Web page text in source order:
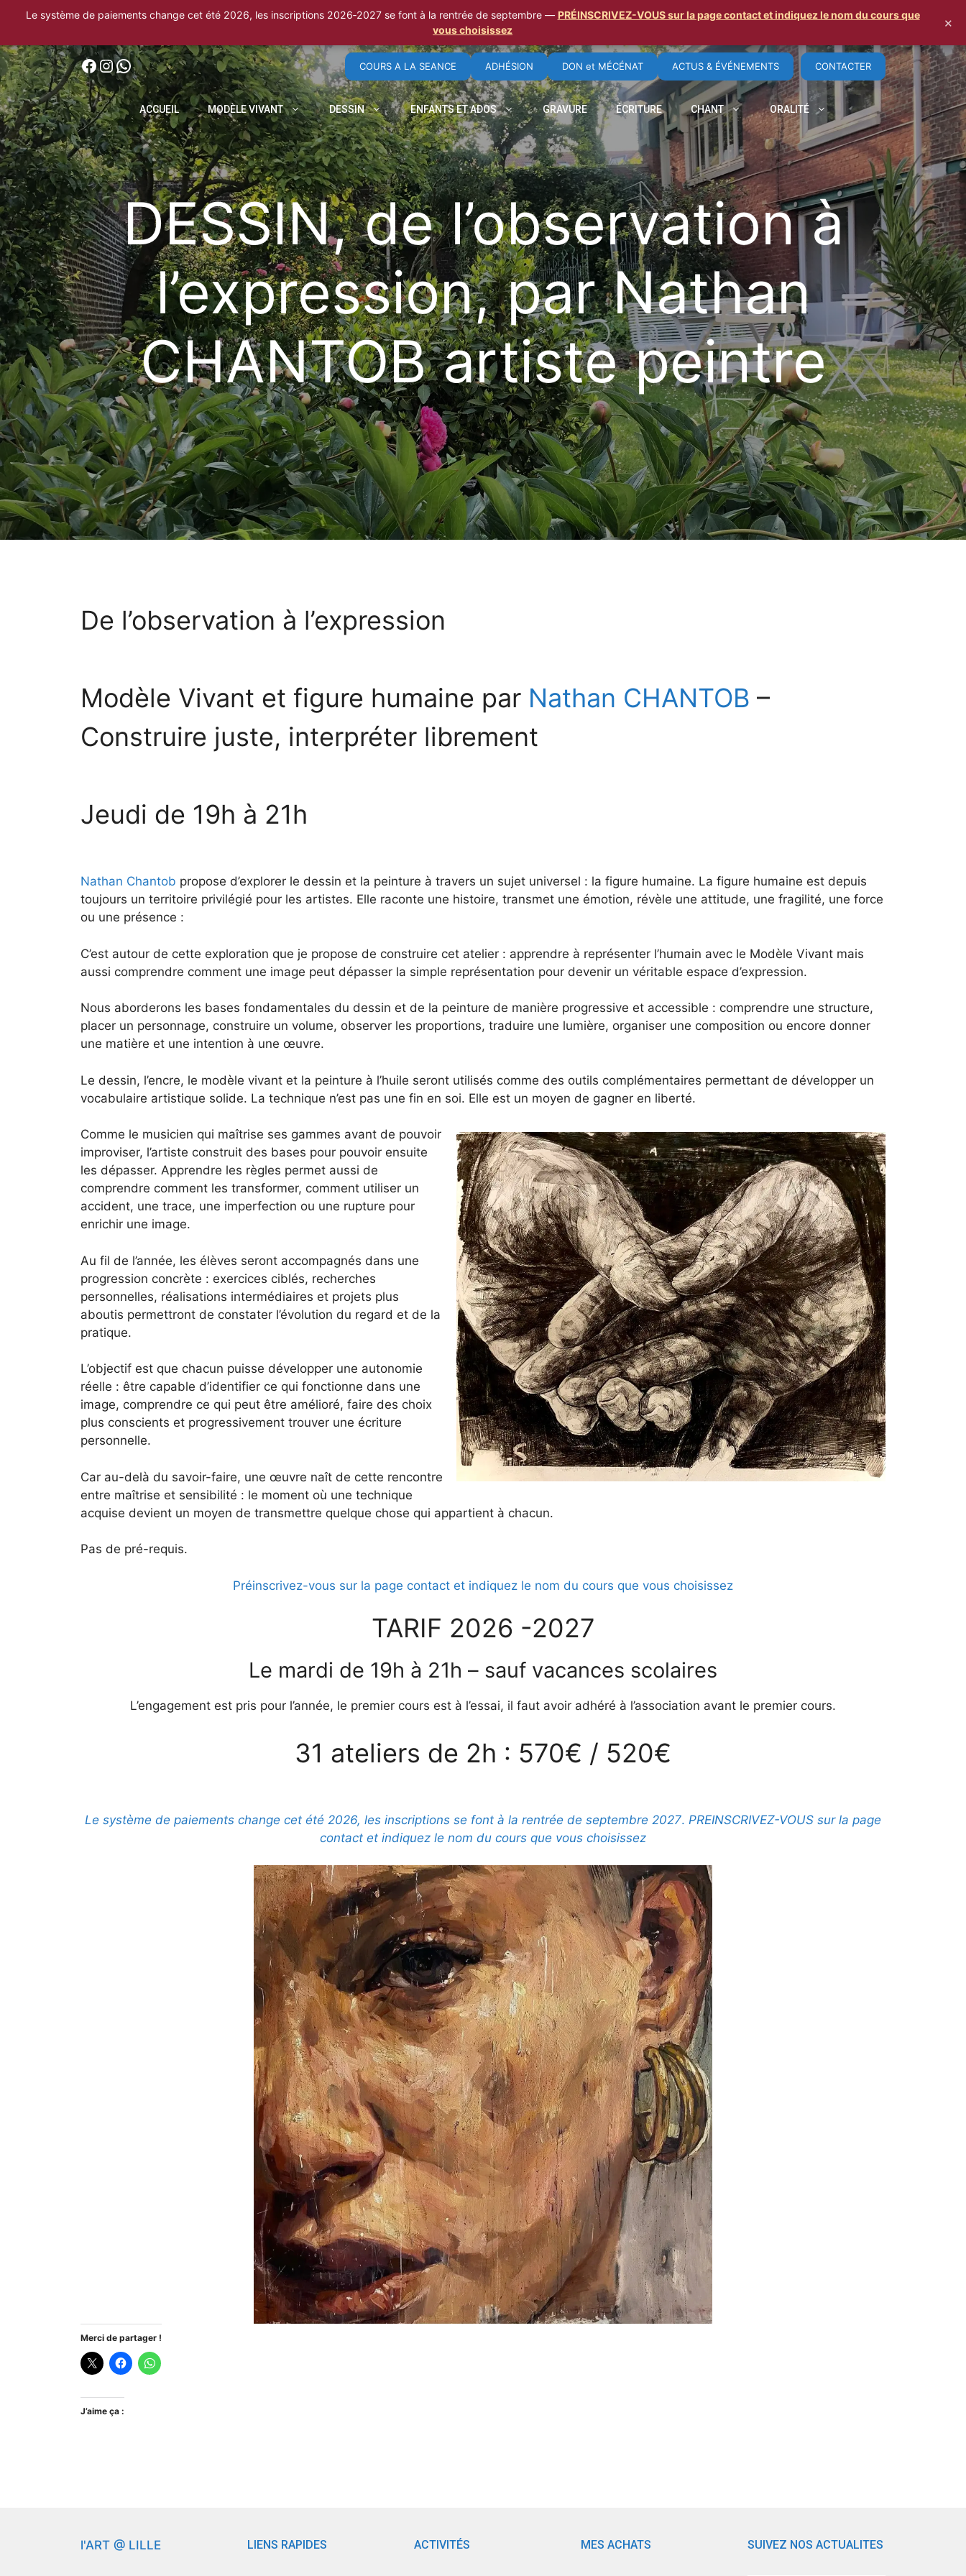
Aller
au
contenu
COURS A LA SEANCE ADHÉSION DON et MÉCÉNAT ACTUS & ÉVÉNEMENTS
Suivez nous
Instagram
WhatsApp CONTACTER
ACCUEIL MODÈLE VIVANT DESSIN ENFANTS ET ADOS GRAVURE ÉCRITURE CHANT ORALITÉ
DESSIN, de l’observation à
l’expression, par Nathan
CHANTOB artiste peintre
De l’observation à l’expression
Modèle Vivant et figure humaine par Nathan CHANTOB –
Construire juste, interpréter librement
Jeudi de 19h à 21h
Nathan Chantob propose d’explorer le dessin et la peinture à travers un sujet universel : la figure humaine. La figure humaine est depuis
toujours un territoire privilégié pour les artistes. Elle raconte une histoire, transmet une émotion, révèle une attitude, une fragilité, une force
ou une présence :
C’est autour de cette exploration que je propose de construire cet atelier : apprendre à représenter l’humain avec le Modèle Vivant mais
aussi comprendre comment une image peut dépasser la simple représentation pour devenir un véritable espace d’expression.
Nous aborderons les bases fondamentales du dessin et de la peinture de manière progressive et accessible : comprendre une structure,
placer un personnage, construire un volume, observer les proportions, traduire une lumière, organiser une composition ou encore donner
une matière et une intention à une œuvre.
Le dessin, l’encre, le modèle vivant et la peinture à l’huile seront utilisés comme des outils complémentaires permettant de développer un
vocabulaire artistique solide. La technique n’est pas une fin en soi. Elle est un moyen de gagner en liberté.
Comme le musicien qui maîtrise ses gammes avant de pouvoir
improviser, l’artiste construit des bases pour pouvoir ensuite
les dépasser. Apprendre les règles permet aussi de
comprendre comment les transformer, comment utiliser un
accident, une trace, une imperfection ou une rupture pour
enrichir une image.
Au fil de l’année, les élèves seront accompagnés dans une
progression concrète : exercices ciblés, recherches
personnelles, réalisations intermédiaires et projets plus
aboutis permettront de constater l’évolution du regard et de la
pratique.
L’objectif est que chacun puisse développer une autonomie
réelle : être capable d’identifier ce qui fonctionne dans une
image, comprendre ce qui peut être amélioré, faire des choix
plus conscients et progressivement trouver une écriture
personnelle.
Car au-delà du savoir-faire, une œuvre naît de cette rencontre
entre maîtrise et sensibilité : le moment où une technique
acquise devient un moyen de transmettre quelque chose qui appartient à chacun.
Pas de pré-requis.
Préinscrivez-vous sur la page contact et indiquez le nom du cours que vous choisissez
TARIF 2026 -2027
Le mardi de 19h à 21h – sauf vacances scolaires
L’engagement est pris pour l’année, le premier cours est à l’essai, il faut avoir adhéré à l’association avant le premier cours.
31 ateliers de 2h : 570€ / 520€
Le système de paiements change cet été 2026, les inscriptions se font à la rentrée de septembre 2027. PREINSCRIVEZ-VOUS sur la page
contact et indiquez le nom du cours que vous choisissez
Merci de partager !
J’aime ça :
l'ART @ LILLE LIENS RAPIDES ACTIVITÉS MES ACHATS SUIVEZ NOS ACTUALITES
×
Le système de paiements change cet été 2026, les inscriptions 2026‑2027 se font à la rentrée de septembre — PRÉINSCRIVEZ-VOUS sur la page contact et indiquez le nom du cours que
vous choisissez